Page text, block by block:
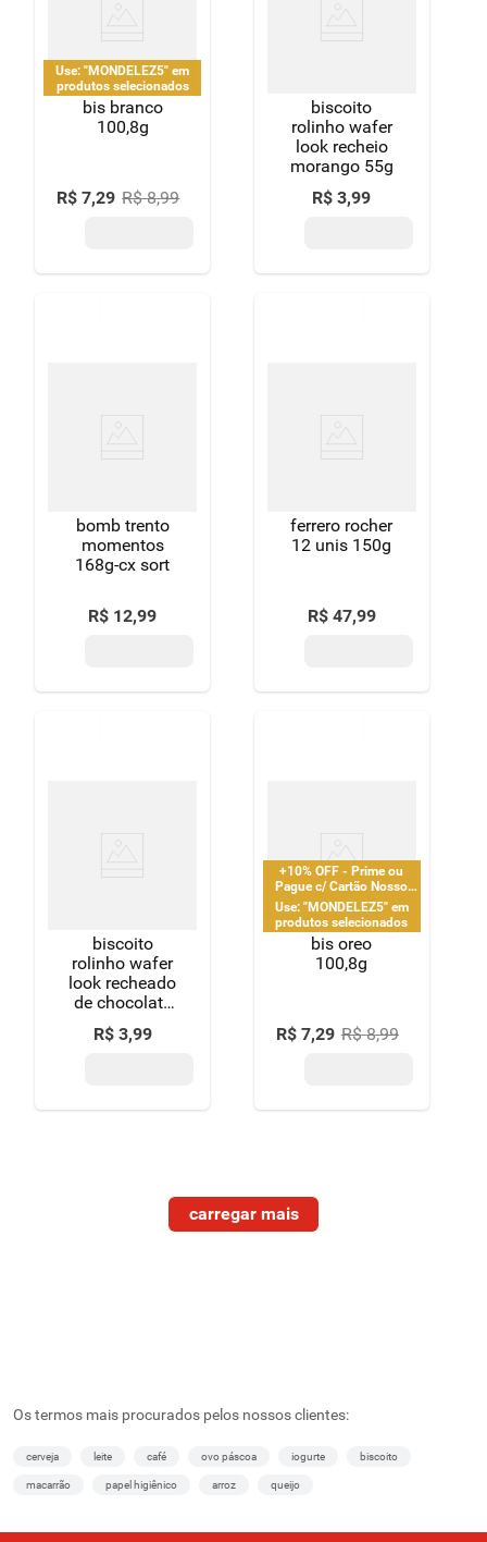
Use: "MONDELEZ5" em
produtos selecionados
bis branco
100,8g
R$ 7,29 R$ 8,99
biscoito
rolinho wafer
look recheio
morango 55g
R$ 3,99
bomb trento
momentos
168g-cx sort
R$ 12,99
ferrero rocher
12 unis 150g
R$ 47,99
biscoito
rolinho wafer
look recheado
de chocolate
55 g
R$ 3,99
+10% OFF - Prime ou
Pague c/ Cartão Nosso
Pay
Use: "MONDELEZ5" em
produtos selecionados
bis oreo
100,8g
R$ 7,29 R$ 8,99
Os termos mais procurados pelos nossos clientes:
cerveja leite café ovo páscoa iogurte biscoito
macarrão papel higiênico arroz queijo